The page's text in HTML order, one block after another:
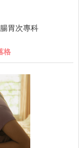
胃次專科
格